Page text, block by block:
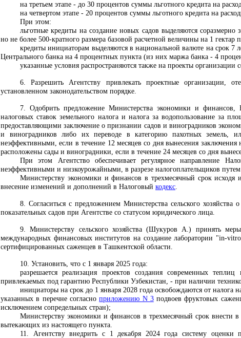
на третьем этапе - до 30 процентов суммы льготного кредита на
на четвертом этапе - 20 процентов суммы льготного кредита на
При этом:
льготные кредиты на создание новых садов выделяются
но не более 500-кратного размера базовой расчетной величины на 1 гектар
кредиты инициаторам выделяются в национальной валюте на срок
Центрального банка на 4 процентных пункта (из них маржа банка - 4
указанные условия распространяются также на проекты
6. Разрешить Агентству привлекать проектные организации,
установленном законодательством порядке.
7. Одобрить предложение Министерства экономики и финансов,
налоговых ставок земельного налога и налога за водопользование за
предоставляющими заключение о признании садов и виноградников
и виноградников либо их переводе в категорию пахотных земель,
неэффективными, если в течение 12 месяцев со дня вынесения
расположены сады и виноградники, если в течение 24 месяцев со дня
При этом Агентство обеспечивает регулярное направление
неэффективными и низкоурожайными, в разрезе налогоплательщиков
Министерству экономики и финансов в трехмесячный срок
внесение изменений и дополнений в Налоговый кодекс.
8. Согласиться с предложением Министерства сельского
показательных садов при Агентстве со статусом юридического лица.
9. Министерству сельского хозяйства (Шукуров А.) принять
международных финансовых институтов на создание лаборатории "in-
сертифицированных саженцев в Ташкентской области.
10. Установить, что с 1 января 2025 года:
разрешается реализация проектов создания современных
привлекаемых под гарантию Республики Узбекистан, - при наличии
инициаторы на срок до 1 января 2028 года освобождаются от
указанных в перечне согласноприложению N 3подвоев фруктовых
исключением сопредельных стран);
Министерству экономики и финансов в трехмесячный срок внести
вытекающих из настоящего пункта.
11. Агентству внедрить с 1 декабря 2024 года систему оценки